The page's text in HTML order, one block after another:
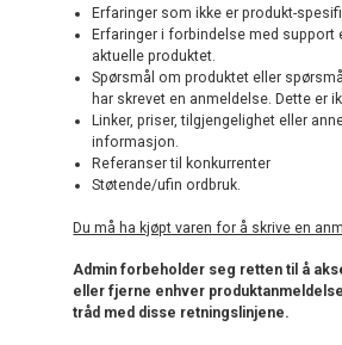
Erfaringer som ikke er produkt-
Erfaringer i forbindelse med support
aktuelle produktet.
Spørsmål om produktet eller
har skrevet en anmeldelse. Dette er
Linker, priser, tilgjengelighet eller
informasjon.
Referanser til konkurrenter
Støtende/ufin ordbruk.
Du må ha kjøpt varen for å skrive en
Admin forbeholder seg retten til å
eller fjerne enhver
tråd med disse retningslinjene.